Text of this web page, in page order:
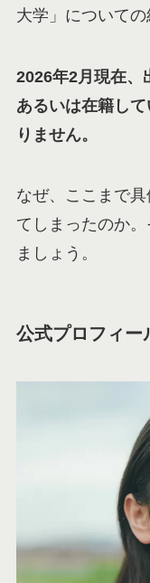
大学」についての
2026年2月現在、
あるいは在籍し
りません。
なぜ、ここまで
てしまったのか
ましょう。
公式プロフィー